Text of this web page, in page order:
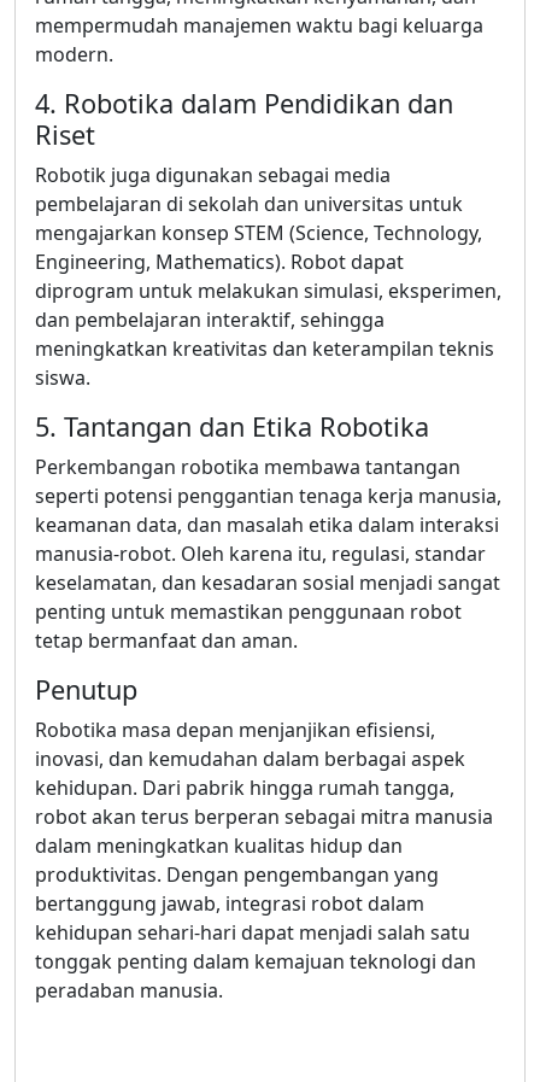
mempermudah manajemen waktu bagi keluarga
modern.
4. Robotika dalam Pendidikan dan
Riset
Robotik juga digunakan sebagai media
pembelajaran di sekolah dan universitas untuk
mengajarkan konsep STEM (Science, Technology,
Engineering, Mathematics). Robot dapat
diprogram untuk melakukan simulasi, eksperimen,
dan pembelajaran interaktif, sehingga
meningkatkan kreativitas dan keterampilan teknis
siswa.
5. Tantangan dan Etika Robotika
Perkembangan robotika membawa tantangan
seperti potensi penggantian tenaga kerja manusia,
keamanan data, dan masalah etika dalam interaksi
manusia-robot. Oleh karena itu, regulasi, standar
keselamatan, dan kesadaran sosial menjadi sangat
penting untuk memastikan penggunaan robot
tetap bermanfaat dan aman.
Penutup
Robotika masa depan menjanjikan efisiensi,
inovasi, dan kemudahan dalam berbagai aspek
kehidupan. Dari pabrik hingga rumah tangga,
robot akan terus berperan sebagai mitra manusia
dalam meningkatkan kualitas hidup dan
produktivitas. Dengan pengembangan yang
bertanggung jawab, integrasi robot dalam
kehidupan sehari-hari dapat menjadi salah satu
tonggak penting dalam kemajuan teknologi dan
peradaban manusia.